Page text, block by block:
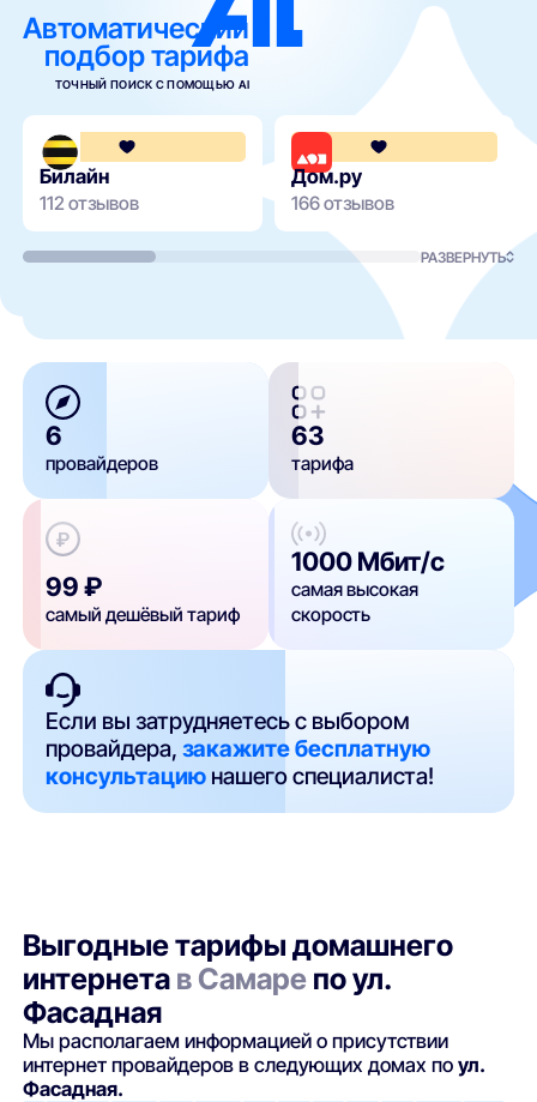
Автоматический
подбор тарифа
ТОЧНЫЙ ПОИСК С ПОМОЩЬЮ AI
3.6
Билайн
112 отзывов
Дом.ру
166 отзывов
РАЗВЕРНУТЬ
6
провайдеров
63
тарифа
99 ₽
самый дешёвый тариф
1000 Мбит/с
самая высокая
скорость
Если вы затрудняетесь с выбором
провайдера,закажите бесплатную
консультацию нашего специалиста!
Выгодные тарифы домашнего
интернета в Самаре по ул.
Фасадная
Мы располагаем информацией о присутствии
интернет провайдеров в следующих домах поул.
Фасадная.